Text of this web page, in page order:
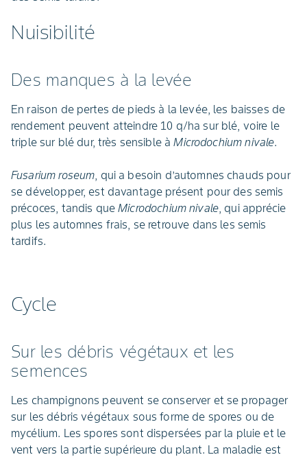
Nuisibilité
Des manques à la levée
En raison de pertes de pieds à la levée, les baisses de
rendement peuvent atteindre 10 q/ha sur blé, voire le
triple sur blé dur, très sensible àMicrodochium nivale.
Fusarium roseum, qui a besoin d’automnes chauds pour
se développer, est davantage présent pour des semis
précoces, tandis queMicrodochium nivale, qui apprécie
plus les automnes frais, se retrouve dans les semis
tardifs.
Cycle
Sur les débris végétaux et les
semences
Les champignons peuvent se conserver et se propager
sur les débris végétaux sous forme de spores ou de
mycélium. Les spores sont dispersées par la pluie et le
vent vers la partie supérieure du plant. La maladie est